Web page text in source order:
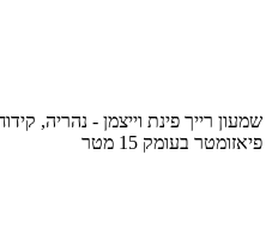
פיאזומטר בעומק 15 מטר